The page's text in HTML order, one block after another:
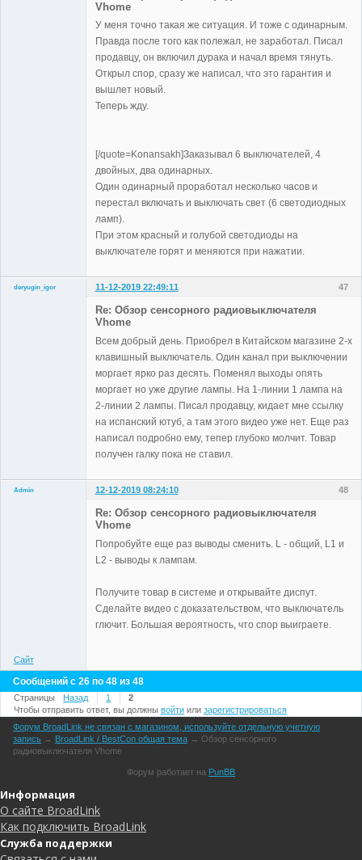
Vhome
У меня точно такая же ситуация. И тоже с одинарным.
Правда после того как полежал, не заработал. Писал
продавцу, он включил дурака и начал время тянуть.
Открыл спор, сразу же написал, что это гарантия и
вышлет новый.
Теперь жду.
[/quote=Konansakh]Заказывал 6 выключателей, 4
двойных, два одинарных.
Один одинарный проработал несколько часов и
перестал включать и выключать свет (6 светодиодных
ламп).
При этом красный и голубой светодиоды на
выключателе горят и меняются при нажатии.
47
deryugin_igor
11-12-2019 22:49:11
Re: Обзор сенсорного радиовыключателя
Vhome
Всем добрый день. Приобрел в Китайском магазине 2-х
клавишный выключатель. Один канал при выключении
моргает ярко раз десять. Поменял выходы опять
моргает но уже другие лампы. На 1-линии 1 лампа на
2-линии 2 лампы. Писал продавцу, кидает мне ссылку
на испанский ютуб, а там этого видео уже нет. Еще раз
написал подробно ему, тепер глубоко молчит. Товар
получен галку пока не ставил.
48
Admin 12-12-2019 08:24:10
Re: Обзор сенсорного радиовыключателя
Vhome
Попробуйте еще раз выводы сменить. L - общий, L1 и
L2 - выводы к лампам.
Получите товар в системе и открывайте диспут.
Сделайте видео с доказательством, что выключатель
глючит. Большая вероятность, что спор выиграете.
Сайт
Сообщений с 26 по 48 из 48
Страницы Назад 1
2
Чтобы отправить ответ, вы должны войтиили зарегистрироваться
Форум BroadLink не связан с магазином, используйте отдельную учетную
запись → BroadLink / BestCon общая тема → Обзор сенсорного
радиовыключателя Vhome
Форум работает на PunBB
Информация
О сайте BroadLink
Как подключить BroadLink
Служба поддержки